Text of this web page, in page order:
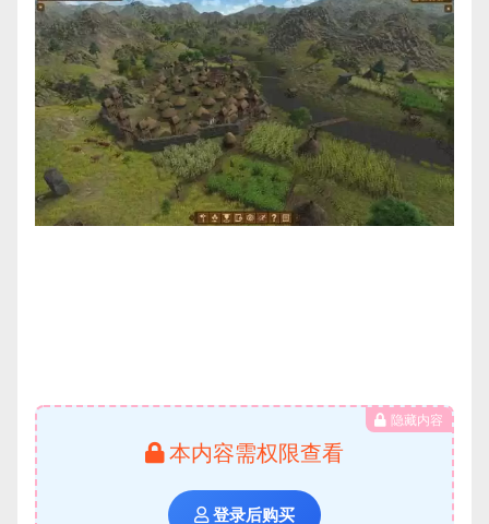
隐藏内容
本内容需权限查看
登录后购买